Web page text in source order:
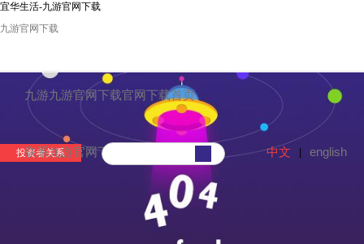
宜华生活-九游官网下载
九游官网下载
九游九游官网下载官网下载首页
联系九游官网下载
投资者关系 中文 english